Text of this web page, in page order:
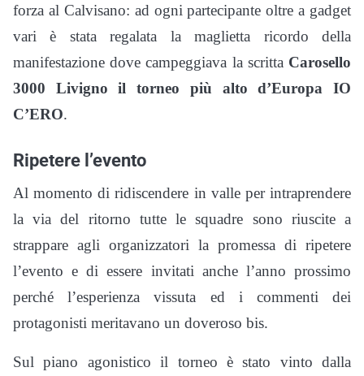
forza al Calvisano: ad ogni partecipante oltre a gadget
vari è stata regalata la maglietta ricordo della
manifestazione dove campeggiava la scritta Carosello
3000 Livigno il torneo più alto d’Europa IO
C’ERO.
Ripetere l’evento
Al momento di ridiscendere in valle per intraprendere
la via del ritorno tutte le squadre sono riuscite a
strappare agli organizzatori la promessa di ripetere
l’evento e di essere invitati anche l’anno prossimo
perché l’esperienza vissuta ed i commenti dei
protagonisti meritavano un doveroso bis.
Sul piano agonistico il torneo è stato vinto dalla